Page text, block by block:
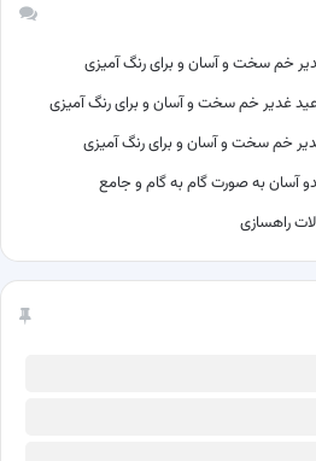
آسان به صورت گام به گام و جامع
راهسازی